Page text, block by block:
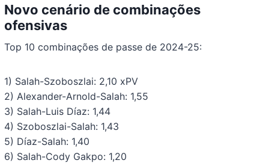
Novo cenário de combinações
ofensivas
Top 10 combinações de passe de 2024-25:
1) Salah-Szoboszlai: 2,10 xPV
2) Alexander-Arnold-Salah: 1,55
3) Salah-Luis Díaz: 1,44
4) Szoboszlai-Salah: 1,43
5) Díaz-Salah: 1,40
6) Salah-Cody Gakpo: 1,20